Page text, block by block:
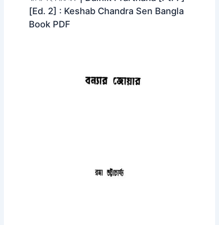
[Ed. 2] : Keshab Chandra Sen Bangla
Book PDF